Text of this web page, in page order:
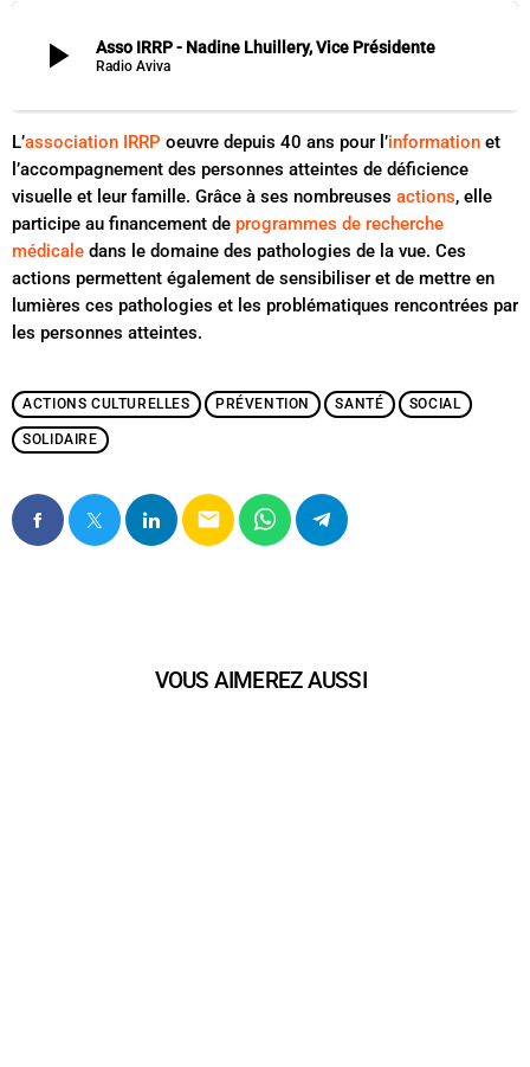
play_arrow Asso IRRP - Nadine Lhuillery, Vice Présidente
Radio Aviva
L’association IRRP oeuvre depuis 40 ans pour l’information et
l’accompagnement des personnes atteintes de déficience
visuelle et leur famille. Grâce à ses nombreuses actions, elle
participe au financement de programmes de recherche
médicale dans le domaine des pathologies de la vue. Ces
actions permettent également de sensibiliser et de mettre en
lumières ces pathologies et les problématiques rencontrées par
les personnes atteintes.
ACTIONS CULTURELLES PRÉVENTION SANTÉ SOCIAL
SOLIDAIRE
email
VOUS AIMEREZ AUSSI